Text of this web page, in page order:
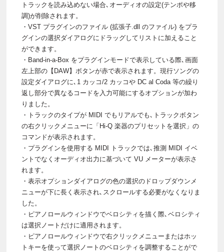
トラックを読み込めない場合､オーディオの設定(テンポや移
調)が削除されます。
・VST プラグインのファイル (拡張子.dll のファイル) をプラ
グインの選択ダイアログにドラッグしてリストに加えること
ができます。
・Band-in-a-Box をプラグインモードで表示している際､画面
左上部の【DAW】ボタンが赤で表示されます。現行ソングの
設定ダイアログに､1 カッコ/2 カッコや DC al Coda 等の繰り
返し部分で異なるコードを入力可能にするオプションが加わ
りました。
・トラックのタイプが MIDI でもリアルでも､トラックボタン
の右クリックメニューに「Hi-Q 楽器のプリセットを選択」の
コマンドが表示されます。
・プラグインを使用する MIDI トラックでは､推測 MIDI イベ
ントでなくオーディオ出力に基づいて VU メーターが表示さ
れます。
・表示オプションダイアログの色の選択のドロップダウンメ
ニューが下に長く表示され､スクロールする必要がなくなりま
した。
・ピアノロールウィンドウでベロシティを描く際､ベロシティ
は選択ノートだけに適用されます。
・ピアノロールウィンドウで右クリックメニューまたはホッ
トキーを使って選択ノートのベロシティを調整することがで